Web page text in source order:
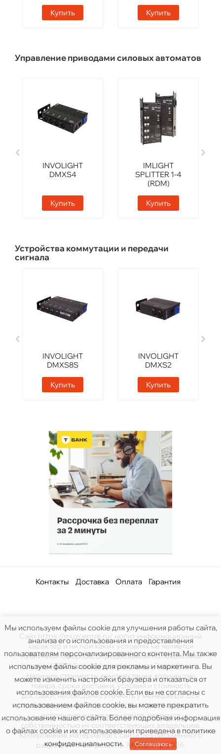
Купить Купить
Управление приводами силовых автоматов
INVOLIGHT
DMXS4
Купить
IMLIGHT
SPLITTER 1-4
(RDM)
Купить
Устройства коммутации и передачи
сигнала
INVOLIGHT
DMXS8S
Купить
INVOLIGHT
DMXS2
Купить
Контакты Доставка Оплата Гарантия
Сайт https://muzcentre.ru/ носит информационный
характер и ни при каких условиях не является
публичной офертой, определяемой положениями
статьи 437(2) Гражданского кодекса Российской.
Наличие, стоимость, комплектация, количество
товара, сроки доставки, условия и стоимость
доставки, необходимо уточнять у менеджера. Все
права защищены. Все логотипы и товарные знаки,
используемые на этом сайте, являются
собственностью их соответствующих владельцев.
Копирование материалов с сайта без письменного
разрешения запрещено. МузЦентр 2026.
Мы используем файлы cookie для улучшения работы сайта,
анализа его использования и предоставления
пользователям персонализированного контента. Мы также
используем файлы cookie для рекламы и маркетинга. Вы
можете изменить настройки браузера и отказаться от
использования файлов cookie. Если вы не согласны с
использованием файлов cookie, вы можете прекратить
использование нашего сайта. Более подробная информация
о файлах cookie и их использовании приведена в политике
конфиденциальности. Соглашаюсь